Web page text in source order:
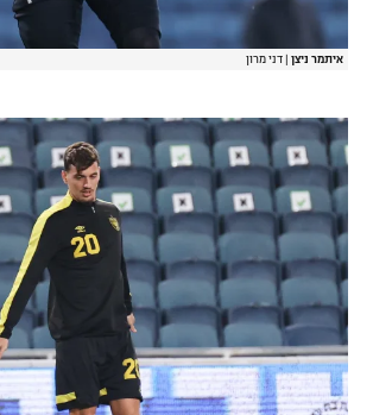
איתמר ניצן דני מרון